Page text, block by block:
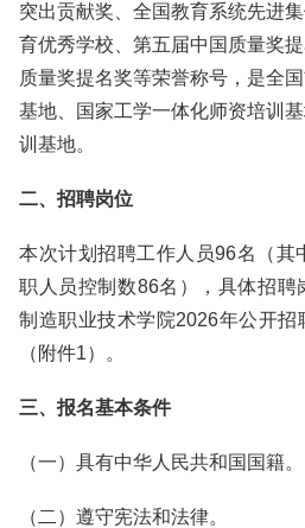
突出贡献奖、全国教育系统先进
育优秀学校、第五届中国质量奖
质量奖提名奖等荣誉称号，是全
基地、国家工学一体化师资培训
训基地。
二、招聘岗位
本次计划招聘工作人员96名（其
职人员控制数86名），具体招聘
制造职业技术学院2026年公开招
（附件1）。
三、报名基本条件
（一）具有中华人民共和国国籍。
（二）遵守宪法和法律。